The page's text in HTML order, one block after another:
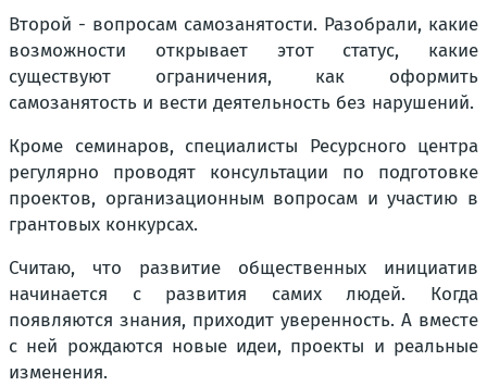
Второй - вопросам самозанятости. Разобрали, какие
возможности открывает этот статус, какие
существуют ограничения, как оформить
самозанятость и вести деятельность без нарушений.
Кроме семинаров, специалисты Ресурсного центра
регулярно проводят консультации по подготовке
проектов, организационным вопросам и участию в
грантовых конкурсах.
Считаю, что развитие общественных инициатив
начинается с развития самих людей. Когда
появляются знания, приходит уверенность. А вместе
с ней рождаются новые идеи, проекты и реальные
изменения.